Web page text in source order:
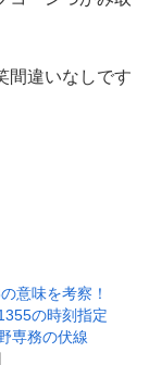
間違いなしです
意味を考察！
の時刻指定
専務の伏線